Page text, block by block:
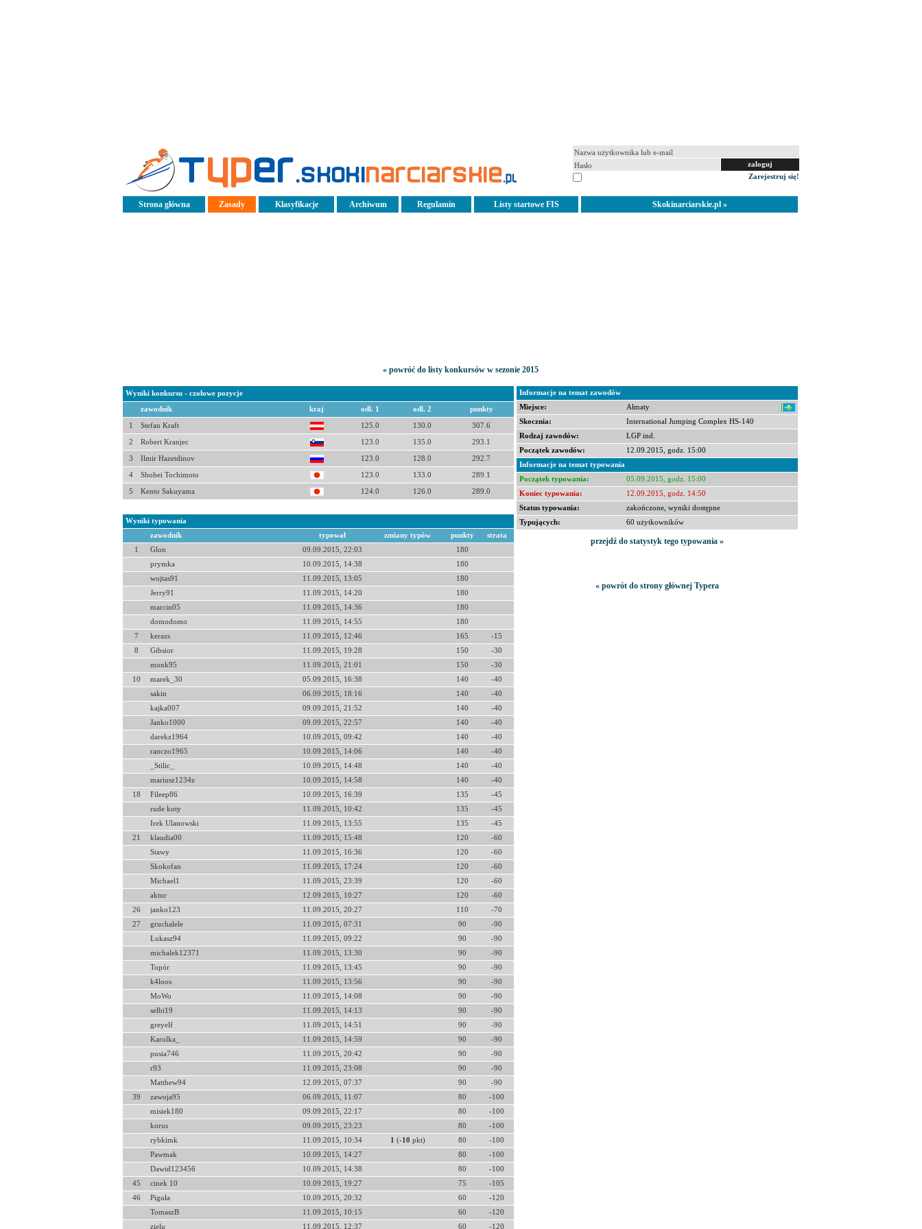
Zarejestruj się!
Strona główna Zasady Klasyfikacje Archiwum Regulamin Listy startowe FIS Skokinarciarskie.pl »
« powróć do listy konkursów w sezonie 2015
Wyniki konkursu - czołowe pozycje
zawodnik kraj odl. 1 odl. 2 punkty
1 Stefan Kraft 125.0 130.0 307.6
2 Robert Kranjec 123.0 135.0 293.1
3 Ilmir Hazetdinov 123.0 128.0 292.7
4 Shohei Tochimoto 123.0 133.0 289.1
5 Kento Sakuyama 124.0 126.0 289.0
Wyniki typowania
zawodnik
typował zmiany typów punkty
strata
1
Glon 09.09.2015, 22:03
180
prymka
10.09.2015, 14:38
180
wojtas91
11.09.2015, 13:05
180
Jerry91
11.09.2015, 14:20
180
marcin05
11.09.2015, 14:36
180
domodomo
11.09.2015, 14:55
180
7
kerazs 11.09.2015, 12:46 165
-15
8
Gibsior 11.09.2015, 19:28 150
-30
monk95
11.09.2015, 21:01 150
-30
10
marek_30 05.09.2015, 16:38 140
-40
sakin
06.09.2015, 18:16 140
-40
kajka007
09.09.2015, 21:52 140
-40
Janko1000
09.09.2015, 22:57 140
-40
darekz1964
10.09.2015, 09:42 140
-40
ranczo1965
10.09.2015, 14:06 140
-40
_Stilic_
10.09.2015, 14:48 140
-40
mariusz1234z
10.09.2015, 14:58 140
-40
18
Fileep86 10.09.2015, 16:39 135
-45
rude koty
11.09.2015, 10:42 135
-45
Irek Ulanowski
11.09.2015, 13:55 135
-45
21
klaudia00 11.09.2015, 15:48 120
-60
Stawy
11.09.2015, 16:36 120
-60
Skokofan
11.09.2015, 17:24 120
-60
Michael1
11.09.2015, 23:39 120
-60
aktur
12.09.2015, 10:27 120
-60
26
janko123 11.09.2015, 20:27 110
-70
27
gruchalele 11.09.2015, 07:31 90
-90
Łukasz94
11.09.2015, 09:22 90
-90
michalek12371
11.09.2015, 13:30 90
-90
Topór
11.09.2015, 13:45 90
-90
k4loos
11.09.2015, 13:56 90
-90
MoWo
11.09.2015, 14:08 90
-90
selbi19
11.09.2015, 14:13 90
-90
greyelf
11.09.2015, 14:51 90
-90
Karolka_
11.09.2015, 14:59 90
-90
pusia746
11.09.2015, 20:42 90
-90
r93
11.09.2015, 23:08 90
-90
Matthew94
12.09.2015, 07:37 90
-90
39
zawoja95 06.09.2015, 11:07 80
-100
misiek180
09.09.2015, 22:17 80
-100
korus
09.09.2015, 23:23 80
-100
rybkimk
11.09.2015, 10:34 1 (-10 pkt) 80
-100
Pawmak
10.09.2015, 14:27 80
-100
Dawid123456
10.09.2015, 14:38 80
-100
45
cinek 10 10.09.2015, 19:27 75
-105
46
Piguła 10.09.2015, 20:32 60
-120
TomaszB
11.09.2015, 10:15 60
-120
zielu
11.09.2015, 12:37 60 -120
Informacje na temat zawodów
Miejsce:
Ałmaty
Skocznia:
International Jumping Complex HS-140
Rodzaj zawodów:
LGP ind.
Początek zawodów:
12.09.2015, godz. 15:00
Informacje na temat typowania
Początek typowania:
05.09.2015, godz. 15:00
Koniec typowania:
12.09.2015, godz. 14:50
Status typowania:
zakończone, wyniki dostępne
Typujących:
60 użytkowników
przejdź do statystyk tego typowania »
« powrót do strony głównej Typera